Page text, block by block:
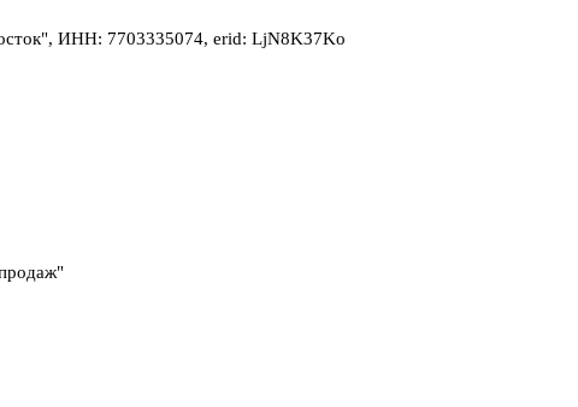
ИНН: 7703335074, erid: LjN8K37Ko